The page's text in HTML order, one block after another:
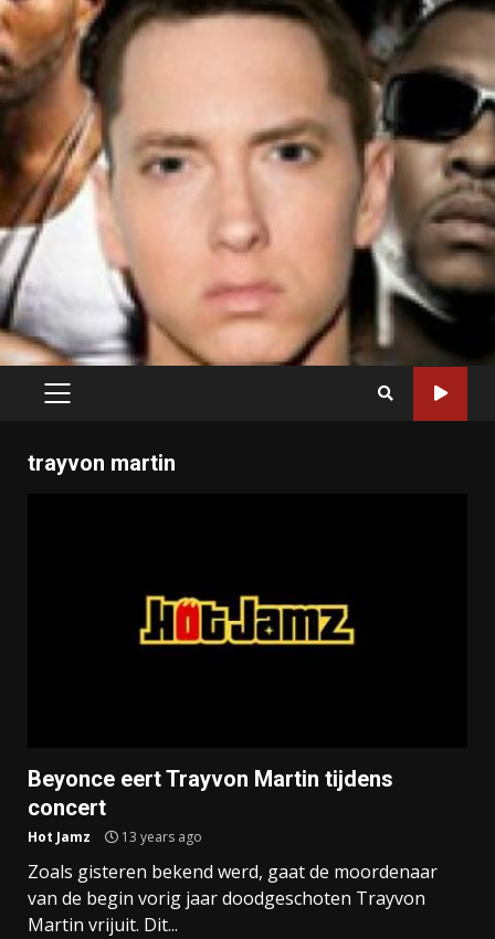
PRIMARY
trayvon martin
Beyonce eert Trayvon Martin tijdens
concert
Hot Jamz 13 years ago
Zoals gisteren bekend werd, gaat de moordenaar
van de begin vorig jaar doodgeschoten Trayvon
Martin vrijuit. Dit...